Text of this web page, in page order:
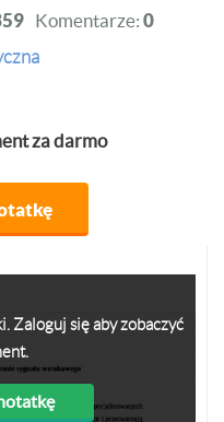
Komentarze: 0
za darmo
Zaloguj się aby zobaczyć